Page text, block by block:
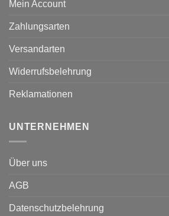
Mein Account
Zahlungsarten
Versandarten
Widerrufsbelehrung
Reklamationen
UNTERNEHMEN
Über uns
AGB
Datenschutzbelehrung